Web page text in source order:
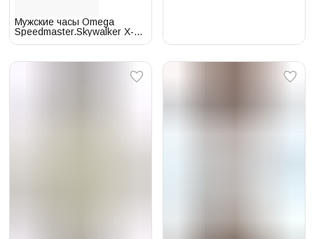
Мужские часы Omega
Speedmaster.Skywalker X-33
318.92.45.79.03.001